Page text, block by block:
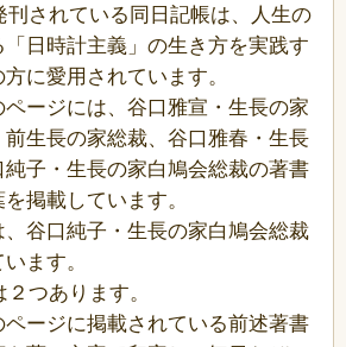
刊されている同日記帳は、人生の
日時計主義」の生き方を実践す
に愛用されています。
ージには、谷口雅宣・生長の家
生長の家総裁、谷口雅春・生長
子・生長の家白鳩会総裁の著書
掲載しています。
、谷口純子・生長の家白鳩会総裁
ます。
つあります。
ページに掲載されている前述著書